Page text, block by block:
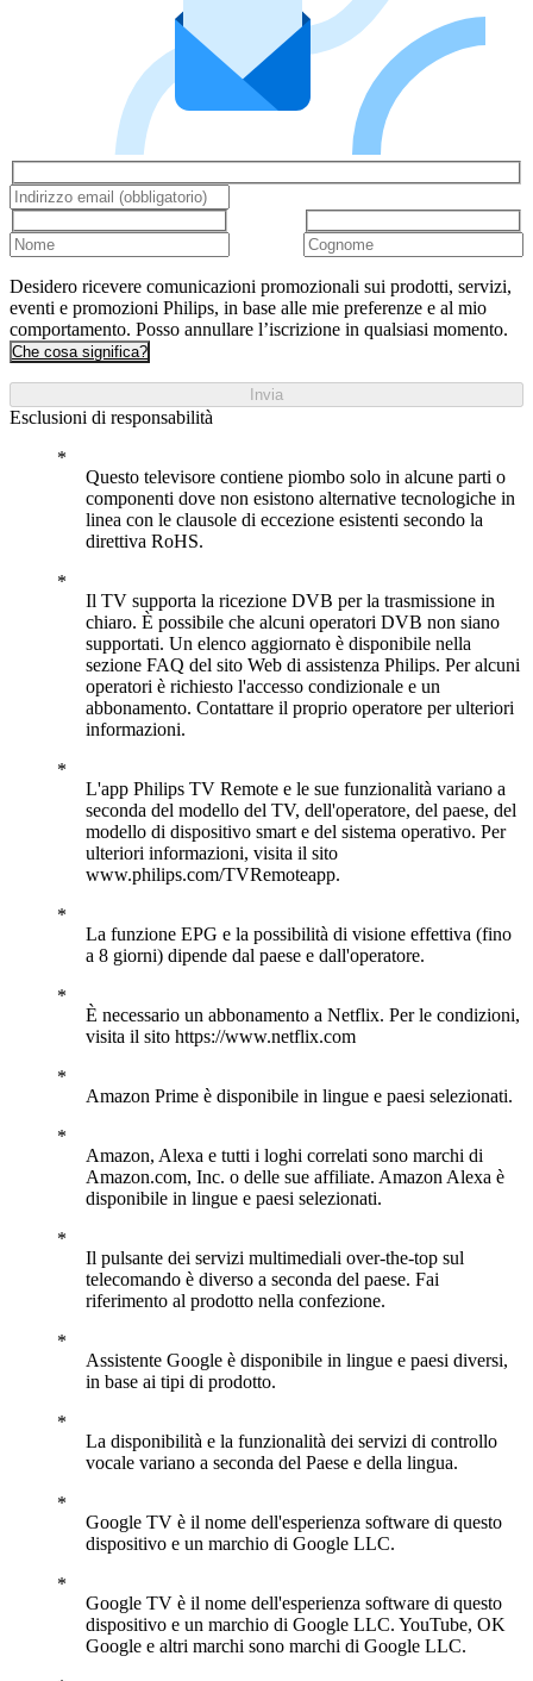
Desidero ricevere comunicazioni promozionali sui prodotti, servizi,
eventi e promozioni Philips, in base alle mie preferenze e al mio
comportamento. Posso annullare l’iscrizione in qualsiasi momento.
Che cosa significa?
Invia
Esclusioni di responsabilità
Questo televisore contiene piombo solo in alcune parti o
componenti dove non esistono alternative tecnologiche in
linea con le clausole di eccezione esistenti secondo la
direttiva RoHS.
Il TV supporta la ricezione DVB per la trasmissione in
chiaro. È possibile che alcuni operatori DVB non siano
supportati. Un elenco aggiornato è disponibile nella
sezione FAQ del sito Web di assistenza Philips. Per alcuni
operatori è richiesto l'accesso condizionale e un
abbonamento. Contattare il proprio operatore per ulteriori
informazioni.
L'app Philips TV Remote e le sue funzionalità variano a
seconda del modello del TV, dell'operatore, del paese, del
modello di dispositivo smart e del sistema operativo. Per
ulteriori informazioni, visita il sito
www.philips.com/TVRemoteapp.
La funzione EPG e la possibilità di visione effettiva (fino
a 8 giorni) dipende dal paese e dall'operatore.
È necessario un abbonamento a Netflix. Per le condizioni,
visita il sito https://www.netflix.com
Amazon Prime è disponibile in lingue e paesi selezionati.
Amazon, Alexa e tutti i loghi correlati sono marchi di
Amazon.com, Inc. o delle sue affiliate. Amazon Alexa è
disponibile in lingue e paesi selezionati.
Il pulsante dei servizi multimediali over-the-top sul
telecomando è diverso a seconda del paese. Fai
riferimento al prodotto nella confezione.
Assistente Google è disponibile in lingue e paesi diversi,
in base ai tipi di prodotto.
La disponibilità e la funzionalità dei servizi di controllo
vocale variano a seconda del Paese e della lingua.
Google TV è il nome dell'esperienza software di questo
dispositivo e un marchio di Google LLC.
Google TV è il nome dell'esperienza software di questo
dispositivo e un marchio di Google LLC. YouTube, OK
Google e altri marchi sono marchi di Google LLC.